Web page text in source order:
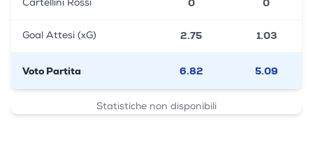
Cartellini Rossi 0 0
Goal Attesi (xG) 2.75 1.03
Voto Partita 6.82 5.09
Statistiche non disponibili